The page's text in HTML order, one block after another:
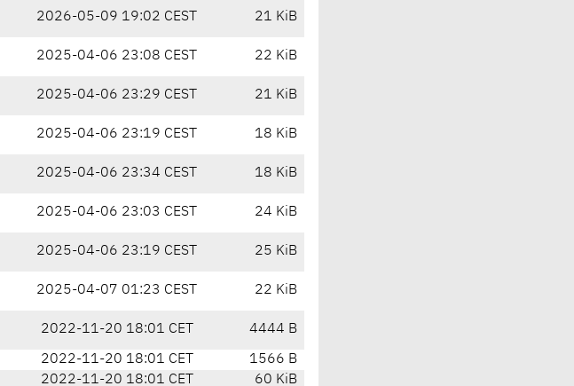
2026-05-09 19:02 CEST 21 KiB
2025-04-06 23:08 CEST 22 KiB
2025-04-06 23:29 CEST 21 KiB
2025-04-06 23:19 CEST 18 KiB
2025-04-06 23:34 CEST 18 KiB
2025-04-06 23:03 CEST 24 KiB
2025-04-06 23:19 CEST 25 KiB
2025-04-07 01:23 CEST 22 KiB
2022-11-20 18:01 CET 4444 B
2022-11-20 18:01 CET
1566 B
2022-11-20 18:01 CET 60 KiB